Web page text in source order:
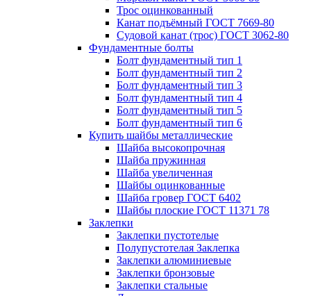
Трос оцинкованный
Канат подъёмный ГОСТ 7669-80
Судовой канат (трос) ГОСТ 3062-80
Фундаментные болты
Болт фундаментный тип 1
Болт фундаментный тип 2
Болт фундаментный тип 3
Болт фундаментный тип 4
Болт фундаментный тип 5
Болт фундаментный тип 6
Купить шайбы металлические
Шайба высокопрочная
Шайба пружинная
Шайба увеличенная
Шайбы оцинкованные
Шайба гровер ГОСТ 6402
Шайбы плоские ГОСТ 11371 78
Заклепки
Заклепки пустотелые
Полупустотелая Заклепка
Заклепки алюминиевые
Заклепки бронзовые
Заклепки стальные